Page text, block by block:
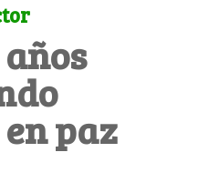
paz